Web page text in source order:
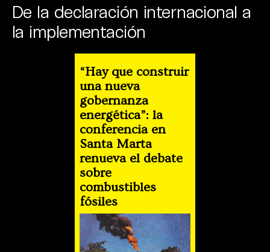
De la declaración internacional a
la implementación
“Hay que construir
una nueva
gobernanza
energética”: la
conferencia en
Santa Marta
renueva el debate
sobre
combustibles
fósiles